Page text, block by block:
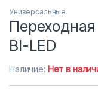
Универсальные
BI-LED
Наличие: Нет в